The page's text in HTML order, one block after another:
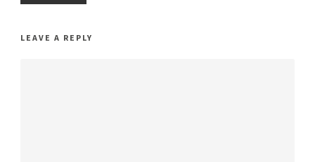
LEAVE A REPLY